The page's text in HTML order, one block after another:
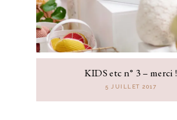
KIDS etc n° 3 – merci !
5 JUILLET 2017